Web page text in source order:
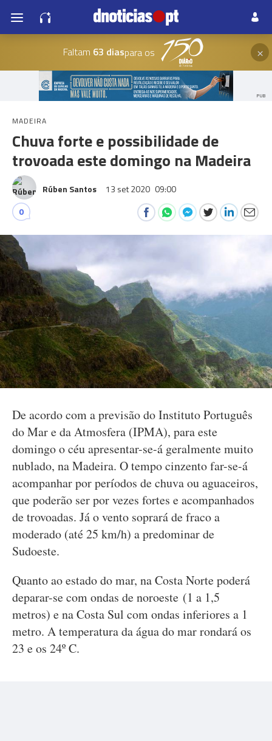
Faltam 63 diaspara os ×
PUB
MADEIRA
Chuva forte e possibilidade de
trovoada este domingo na Madeira
Rúben Santos 13 set 2020 09:00
0
De acordo com a previsão do Instituto Português
do Mar e da Atmosfera (IPMA), para este
domingo o céu apresentar-se-á geralmente muito
nublado, na Madeira. O tempo cinzento far-se-á
acompanhar por períodos de chuva ou aguaceiros,
que poderão ser por vezes fortes e acompanhados
de trovoadas. Já o vento soprará de fraco a
moderado (até 25 km/h) a predominar de
Sudoeste.
Quanto ao estado do mar, na Costa Norte poderá
deparar-se com ondas de noroeste (1 a 1,5
metros) e na Costa Sul com ondas inferiores a 1
metro. A temperatura da água do mar rondará os
23 e os 24º C.